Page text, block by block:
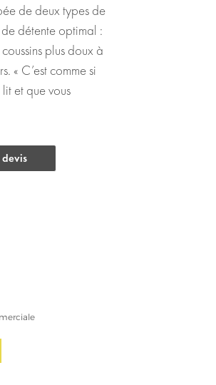
de deux types de
de détente optimal :
plus doux à
« C’est comme si
et que vous